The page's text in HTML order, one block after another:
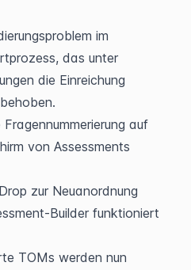
im
das unter
die Einreichung
Fragennummerierung auf
von Assessments
zur Neuanordnung
Builder funktioniert
TOMs werden nun